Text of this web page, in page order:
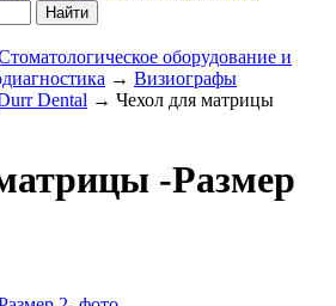
оборудование и
→ Визиографы
Dental → Чехол для матрицы
-Размер